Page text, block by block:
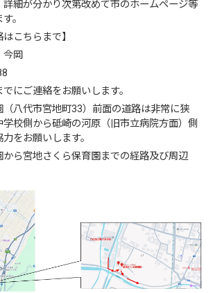
詳細が分かり次第改めて市のホームページ等
。
こちらまで】
今岡
にご連絡をお願いします。
八代市宮地町33）前面の道路は非常に狭
校側から砥崎の河原（旧市立病院方面）側
をお願いします。
から宮地さくら保育園までの経路及び周辺